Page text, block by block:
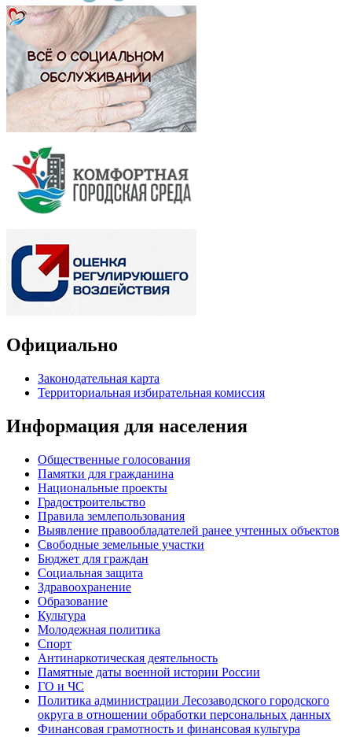
Официально
Законодательная карта
Территориальная избирательная комиссия
Информация для населения
Общественные голосования
Памятки для гражданина
Национальные проекты
Градостроительство
Правила землепользования
Выявление правообладателей ранее учтенных объектов
Свободные земельные участки
Бюджет для граждан
Социальная защита
Здравоохранение
Образование
Культура
Молодежная политика
Спорт
Антинаркотическая деятельность
Памятные даты военной истории России
ГО и ЧС
Политика администрации Лесозаводского городского
округа в отношении обработки персональных данных
Финансовая грамотность и финансовая культура